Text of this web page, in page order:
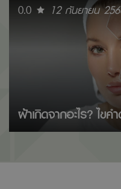
0.0 12 กันยายน
ฝ้าเกิดจากอะไร? ไข